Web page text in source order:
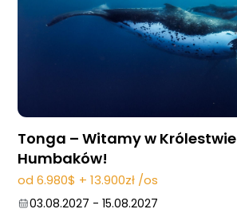
Tonga – Witamy w Królestwie
Humbaków!
od 6.980$ + 13.900zł /os
03.08.2027 - 15.08.2027